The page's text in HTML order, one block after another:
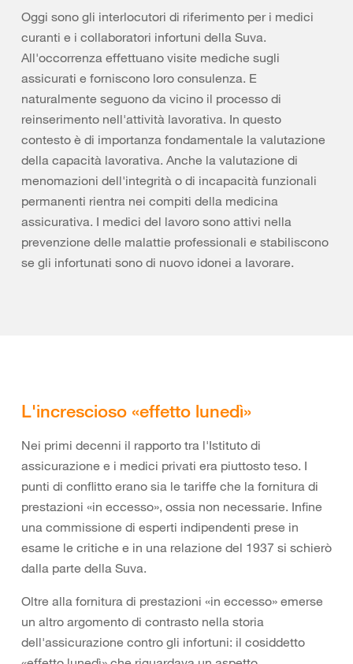
Oggi sono gli interlocutori di riferimento per i medici
curanti e i collaboratori infortuni della Suva.
All'occorrenza effettuano visite mediche sugli
assicurati e forniscono loro consulenza. E
naturalmente seguono da vicino il processo di
reinserimento nell'attività lavorativa. In questo
contesto è di importanza fondamentale la valutazione
della capacità lavorativa. Anche la valutazione di
menomazioni dell'integrità o di incapacità funzionali
permanenti rientra nei compiti della medicina
assicurativa. I medici del lavoro sono attivi nella
prevenzione delle malattie professionali e stabiliscono
se gli infortunati sono di nuovo idonei a lavorare.
L'increscioso «effetto lunedì»
Nei primi decenni il rapporto tra l'Istituto di
assicurazione e i medici privati era piuttosto teso. I
punti di conflitto erano sia le tariffe che la fornitura di
prestazioni «in eccesso», ossia non necessarie. Infine
una commissione di esperti indipendenti prese in
esame le critiche e in una relazione del 1937 si schierò
dalla parte della Suva.
Oltre alla fornitura di prestazioni «in eccesso» emerse
un altro argomento di contrasto nella storia
dell'assicurazione contro gli infortuni: il cosiddetto